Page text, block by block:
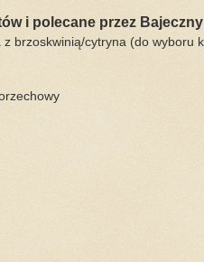
i polecane przez
brzoskwinią/cytryna (do wyboru